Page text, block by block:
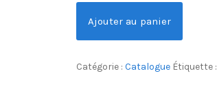
Ajouter au panier
Catégorie : Catalogue Étiquette :